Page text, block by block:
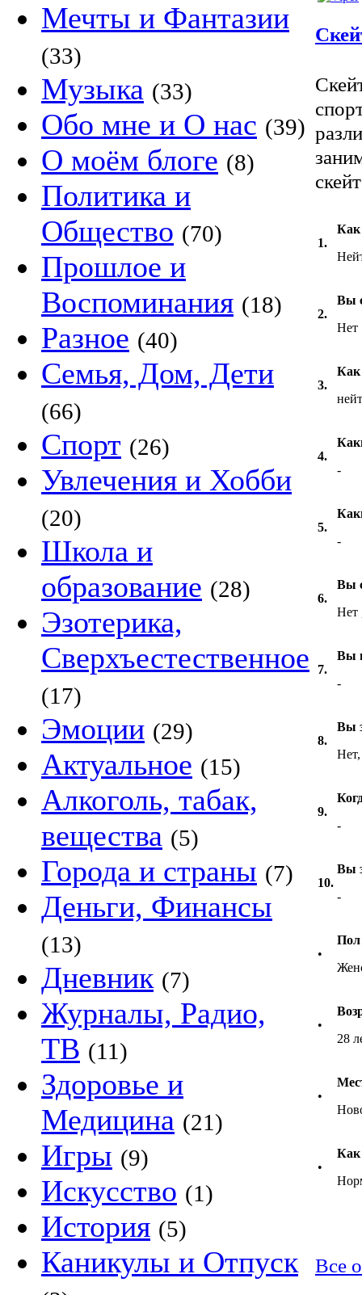
Мечты и Фантазии
(33)
Музыка (33)
Обо мне и О нас (39)
О моём блоге (8)
Политика и
Общество (70)
Прошлое и
Воспоминания (18)
Разное (40)
Семья, Дом, Дети
(66)
Спорт (26)
Увлечения и Хобби
(20)
Школа и
образование (28)
Эзотерика,
Сверхъестественное
(17)
Эмоции (29)
Актуальное (15)
Алкоголь, табак,
вещества (5)
Города и страны (7)
Деньги, Финансы
(13)
Дневник (7)
Журналы, Радио,
ТВ (11)
Здоровье и
Медицина (21)
Игры (9)
Искусство (1)
История (5)
Каникулы и Отпуск
1.
Как
2.
Вы
Нет
3.
Как
4.
-
5.
-
6.
Вы
Нет
7.
Вы
-
8.
Вы
9.
-
10.
Вы
-
•
Пол
•
28
•
•
Как
Все